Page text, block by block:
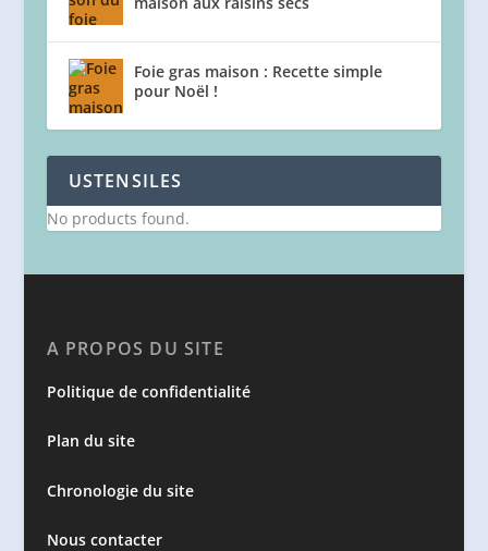
Foie gras maison : Recette simple
pour Noël !
USTENSILES
No products found.
A PROPOS DU SITE
Politique de confidentialité
Plan du site
Chronologie du site
Nous contacter